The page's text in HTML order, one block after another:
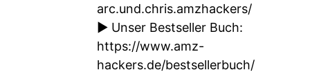
arc.und.chris.amzhackers/
► Unser Bestseller Buch:
https://www.amz-
hackers.de/bestsellerbuch/